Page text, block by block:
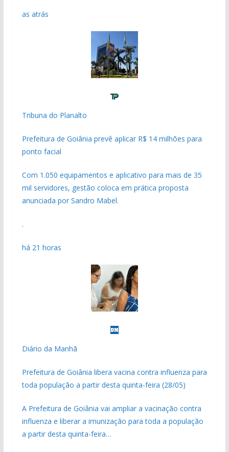
as atrás
Tribuna do Planalto
Prefeitura de Goiânia prevê aplicar R$ 14 milhões para
ponto facial
Com 1.050 equipamentos e aplicativo para mais de 35
mil servidores, gestão coloca em prática proposta
anunciada por Sandro Mabel.
.
há 21 horas
Diário da Manhã
Prefeitura de Goiânia libera vacina contra influenza para
toda população a partir desta quinta-feira (28/05)
A Prefeitura de Goiânia vai ampliar a vacinação contra
influenza e liberar a imunização para toda a população
a partir desta quinta-feira…